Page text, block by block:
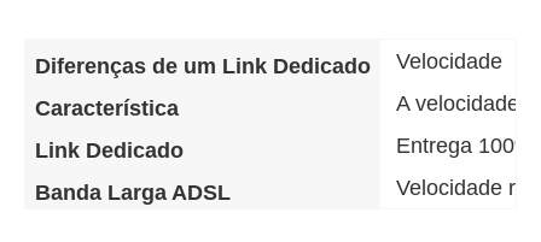
Diferenças de um Link Dedicado
Característica
Link Dedicado
Banda Larga ADSL
Velocidade
A velocidade
Entrega
Velocidade